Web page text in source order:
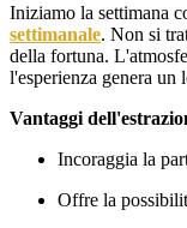
Iniziamo la settimana
settimanale. Non si
della fortuna.
l'esperienza genera un
Vantaggi
Incoraggia la
Offre la